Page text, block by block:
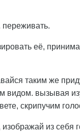
переживать.
её,
таким же
видом. вызывая
скрипучим
из себя